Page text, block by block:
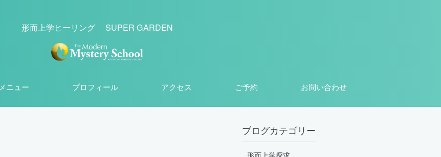
形而上学ヒーリング SUPER GARDEN
メニュー プロフィール アクセス ご予約 お問い合わせ
ブログカテゴリー
形而上学探求